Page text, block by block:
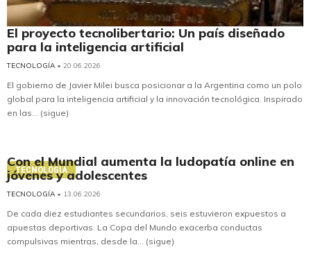
El proyecto tecnolibertario: Un país diseñado
para la inteligencia artificial
TECNOLOGÍA • 20.06.2026
El gobierno de Javier Milei busca posicionar a la Argentina como un polo
global para la inteligencia artificial y la innovación tecnológica. Inspirado
en las... (sigue)
TECNOLOGÍA
Con el Mundial aumenta la ludopatía online en
jóvenes y adolescentes
TECNOLOGÍA • 13.06.2026
De cada diez estudiantes secundarios, seis estuvieron expuestos a
apuestas deportivas. La Copa del Mundo exacerba conductas
compulsivas mientras, desde la... (sigue)